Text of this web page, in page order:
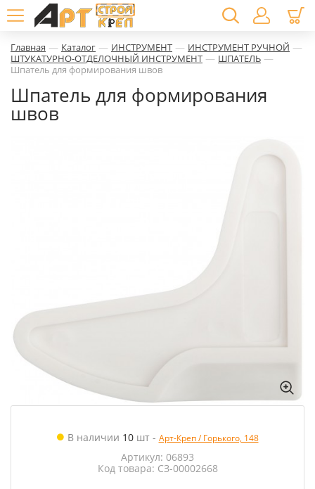
Главная — Каталог — ИНСТРУМЕНТ — ИНСТРУМЕНТ РУЧНОЙ —
ШТУКАТУРНО-ОТДЕЛОЧНЫЙ ИНСТРУМЕНТ — ШПАТЕЛЬ —
Шпатель для формирования швов
Шпатель для формирования
швов
В наличии 10шт- Арт-Креп / Горького, 148
Артикул: 06893
Код товара: СЗ-00002668